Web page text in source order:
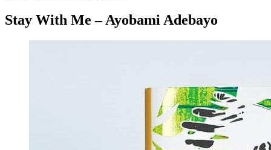
Stay With Me – Ayobami Adebayo